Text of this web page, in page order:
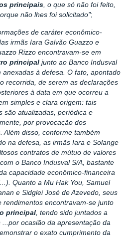
principais , o que só não foi feito,
não lhes foi solicitado";
de caráter econômico-
irmãs Iara Galvão Guazzo e
Rizzo encontravam-se em
principal junto ao Banco Indusval
anexadas à defesa. O fato, apontado
recorrida, de serem as declarações
à data em que ocorreu a
simples e clara origem: tais
são atualizadas, periódica e
por provocação dos
Além disso, conforme também
na defesa, as irmãs Iara e Solange
contratos de mútuo de valores
o Banco Indusval S/A, bastante
capacidade econômico-financeira
Quanto a Mu Hak You, Samuel
e Sidglei José de Azevedo, seus
rendimentos encontravam-se junto
principal , tendo sido juntados a
...por ocasião da apresentação da
o exato cumprimento da